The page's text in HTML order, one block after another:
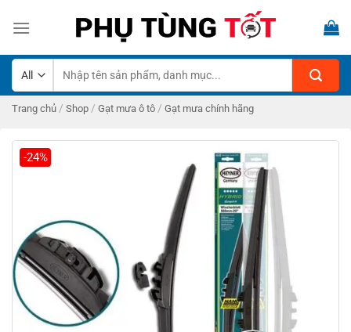
kiếm:
Trang chủ / Shop / Gạt mưa ô tô / Gạt mưa chính hãng
-24%